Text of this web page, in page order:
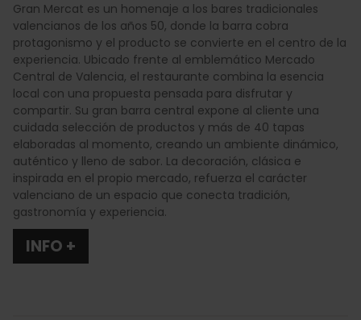
Gran Mercat es un homenaje a los bares tradicionales
valencianos de los años 50, donde la barra cobra
protagonismo y el producto se convierte en el centro de la
experiencia. Ubicado frente al emblemático Mercado
Central de Valencia, el restaurante combina la esencia
local con una propuesta pensada para disfrutar y
compartir. Su gran barra central expone al cliente una
cuidada selección de productos y más de 40 tapas
elaboradas al momento, creando un ambiente dinámico,
auténtico y lleno de sabor. La decoración, clásica e
inspirada en el propio mercado, refuerza el carácter
valenciano de un espacio que conecta tradición,
gastronomía y experiencia.
INFO +